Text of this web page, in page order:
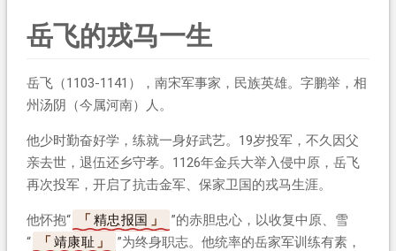
岳飞的戎马一生
岳飞（1103-1141），南宋军事家，民族英雄。字鹏举，相
州汤阴（今属河南）人。
他少时勤奋好学，练就一身好武艺。19岁投军，不久因父
亲去世，退伍还乡守孝。1126年金兵大举入侵中原，岳飞
再次投军，开启了抗击金军、保家卫国的戎马生涯。
他怀抱“ 精忠报国
”的赤胆忠心，以收复中原、雪
“
靖康耻
”为终身职志。他统率的岳家军训练有素，